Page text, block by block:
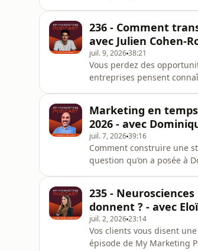
avec un regard neuf su
236 - Comment
avec Julien Cohen-
juil. 9, 202638:21
Vous perdez des
entreprises pensent
prendre les bonnes déc
Marketing en
2026 - avec
juil. 7, 202639:16
Comment construire une
question qu’on a posée à
marketing aujourd’hui, en
235 -
donnent ? - avec
juil. 2, 202623:14
Vos clients vous disent
épisode de My Marketing